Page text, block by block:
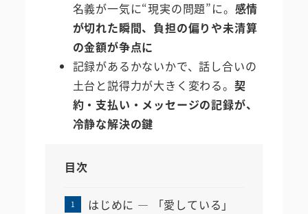
名義が一気に“現実の問題”に。 感情
が切れた瞬間、負担の偏りや未清算
の金額が争点に
記録があるかないかで、話し合いの
土台と説得力が大きく変わる。 契
約・支払い・メッセージの記録が、
冷静な解決の鍵
目次
はじめに ― 「愛している」